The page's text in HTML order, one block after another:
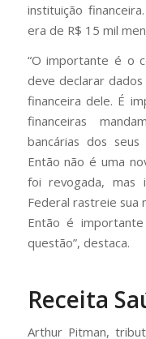
instituição
era de R$ 15 mil
“O importante é o
deve declarar
financeira dele. É
financeiras
bancárias dos
Então não é uma
foi revogada, mas
Federal rastreie sua
Então é
questão”, destaca.
Receita
Arthur Pitman,